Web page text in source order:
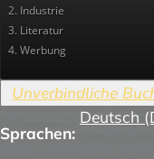
2. Industrie
3. Literatur
4. Werbung
Sprachen:
Deutsch